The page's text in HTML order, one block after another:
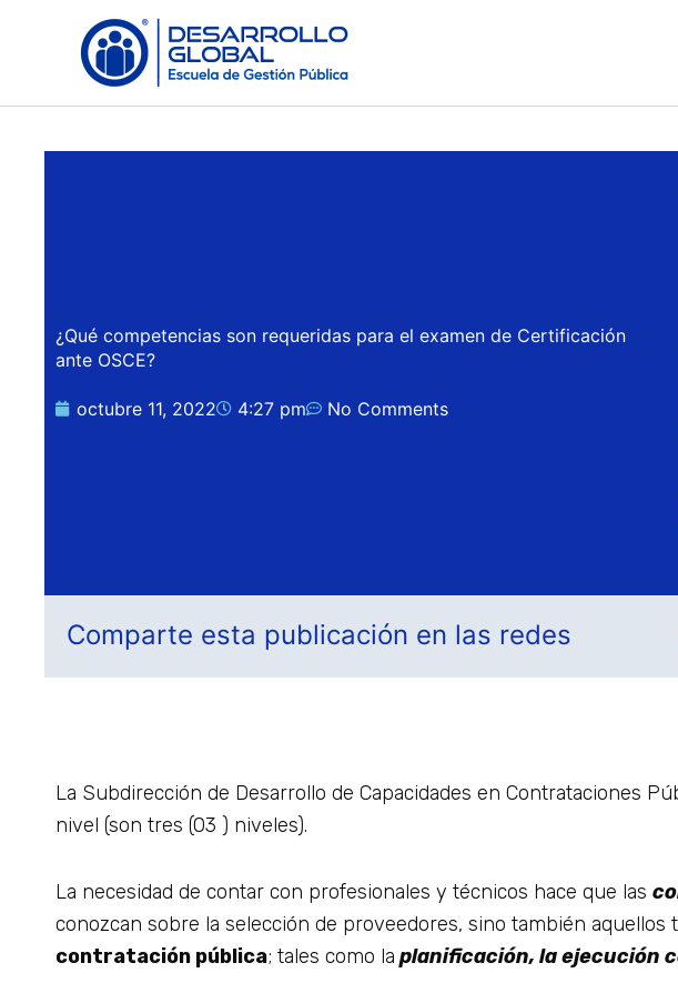
¿Qué competencias son requeridas para el examen de Certificación
ante OSCE?
octubre 11, 2022 4:27 pm No Comments
Comparte esta publicación en las redes
La Subdirección de Desarrollo de Capacidades en Contrataciones
nivel (son tres (03 ) niveles).
La necesidad de contar con profesionales y técnicos hace que las
conozcan sobre la selección de proveedores, sino también
contratación pública; tales como la planificación, la ejecución